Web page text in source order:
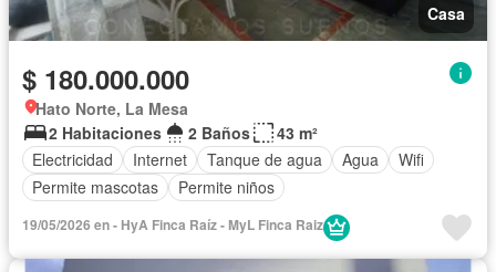
Casa
$ 180.000.000
Hato Norte, La Mesa
2 Habitaciones
2 Baños
43 m²
Electricidad
Internet Tanque de agua Agua
Wifi
Permite mascotas
Permite niños
19/05/2026 en - HyA Finca Raíz - MyL Finca Raiz